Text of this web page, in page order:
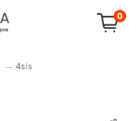
0
4sis